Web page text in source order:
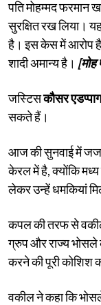
पति मोहम्मद फरमान
सुरक्षित रख लिया।
है। इस केस में आरोप है
शादी अमान्य है।
जस्टिसकौसर
सकते हैं।
आज की सुनवाई में जज
केरल में है, क्योंकि
लेकर उन्हें धमकियां
कपल की तरफ से
ग्रुप और राज्य भोसले
करने की पूरी कोशिश
वकील ने कहा कि